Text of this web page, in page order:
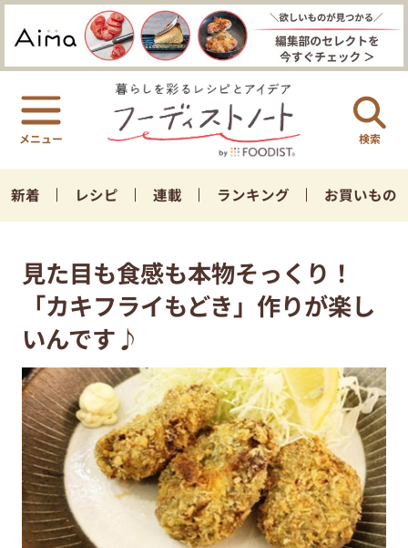
検索
新着 レシピ 連載 ランキング お買いもの
見た目も食感も本物そっくり！
「カキフライもどき」作りが楽し
いんです♪